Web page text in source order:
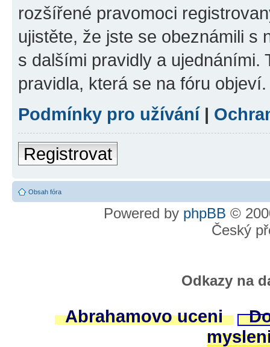
rozšířené pravomoci
ujistěte, že jste se obeznámili s
s dalšími pravidly a ujednáními.
pravidla, která se na fóru objeví.
Podmínky pro užívání|
Registrovat
Obsah fóra
Powered by phpBB ©
Český
Odkazy na
Abrahamovo uceni